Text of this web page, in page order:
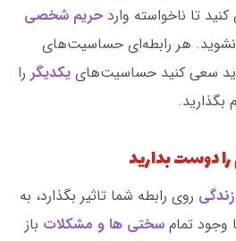
تا ناخواسته وارد حریم شخصی
نشوید. هر رابطه‌ای حساسیت‌های
سعی کنید حساسیت‌های یکدیگر را
بگذارید.
دوست بدارید
روی رابطه شما تاثیر بگذارد، به
وجود تمام سختی ها و مشکلات باز